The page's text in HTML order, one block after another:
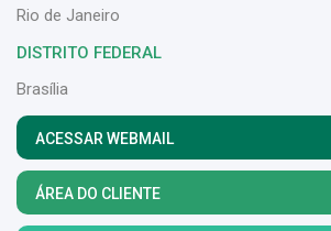
Rio de Janeiro
DISTRITO FEDERAL
Brasília
ACESSAR WEBMAIL
ÁREA DO CLIENTE